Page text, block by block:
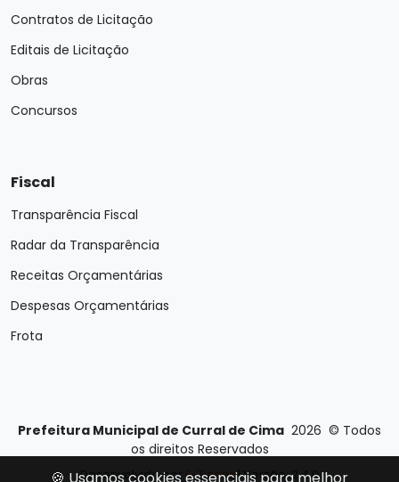
Contratos de Licitação
Editais de Licitação
Obras
Concursos
Fiscal
Transparência Fiscal
Radar da Transparência
Receitas Orçamentárias
Despesas Orçamentárias
Frota
Prefeitura Municipal de Curral de Cima 2026 © Todos
os direitos Reservados
Desenvolvido por E-Ticons| Versão: 2.4.0